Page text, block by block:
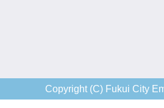
Copyright (C) Fukui City